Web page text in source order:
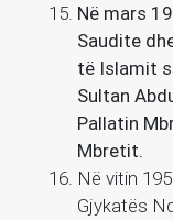
Në mars
Saudite
të Islamit
Sultan
Pallatin
Mbretit.
Në vitin
Gjykatës